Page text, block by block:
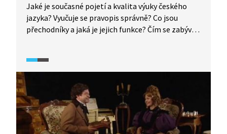
Jaké je současné pojetí a kvalita výuky českého
jazyka? Vyučuje se pravopis správně? Co jsou
přechodníky a jaká je jejich funkce? Čím se zabývá